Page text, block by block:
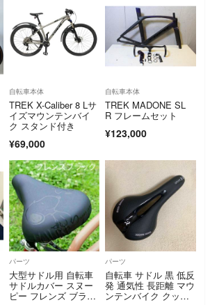
自転車本体
TREK X-Caliber 8 Lサ
イズマウンテンバイ
ク スタンド付き
¥69,000
自転車本体
TREK MADONE SL
R フレームセット
¥123,000
パーツ
大型サドル用 自転車
サドルカバー スヌー
ピー フレンズ ブラッ
パーツ
自転車 サドル 黒 低反
発 通気性 長距離 マウ
ンテンバイク クッシ